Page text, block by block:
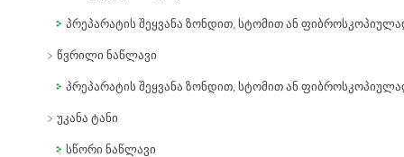
პრეპარატის შეყვანა ზონდით, სტომით ან
წვრილი ნაწლავი
პრეპარატის შეყვანა ზონდით, სტომით ან
უკანა ტანი
სწორი ნაწლავი